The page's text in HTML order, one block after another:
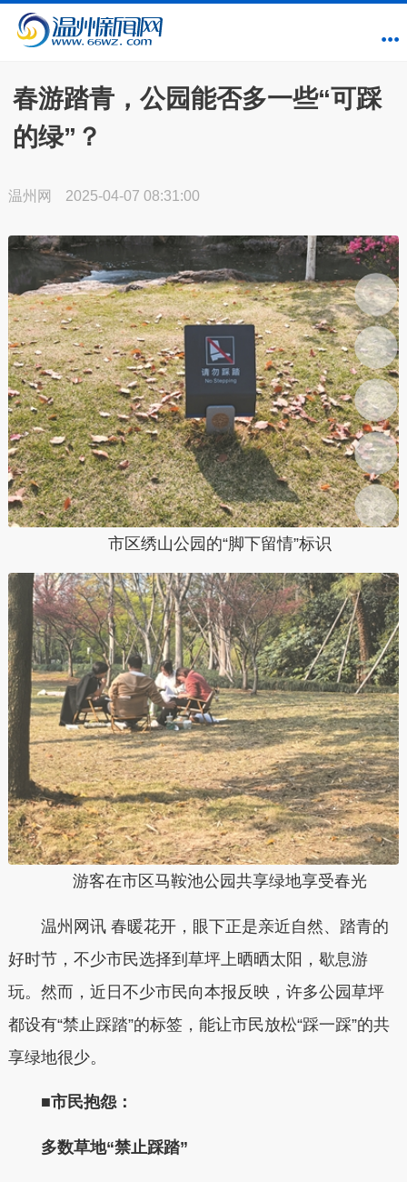
春游踏青，公园能否多一些“可踩
的绿”？
温州网 2025-04-07 08:31:00
市区绣山公园的“脚下留情”标识
游客在市区马鞍池公园共享绿地享受春光
温州网讯 春暖花开，眼下正是亲近自然、踏青的
好时节，不少市民选择到草坪上晒晒太阳，歇息游
玩。然而，近日不少市民向本报反映，许多公园草坪
都设有“禁止踩踏”的标签，能让市民放松“踩一踩”的共
享绿地很少。
■市民抱怨：
多数草地“禁止踩踏”